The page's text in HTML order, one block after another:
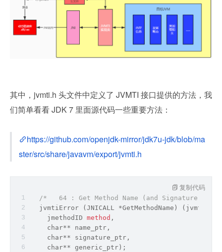
其中，jvmti.h 头文件中定义了 JVMTI 接口提供的方法，我
们简单看看 JDK 7 里面源代码一些重要方法：
https://github.com/openjdk-mirror/jdk7u-jdk/blob/ma
ster/src/share/javavm/export/jvmti.h
/*   64 : Get Method Name (and Signature) */
jvmtiError (JNICALL *GetMethodName)
    jmethodID
method ,
char** name_ptr,
char** signature_ptr,
char** generic_ptr);
复制代码